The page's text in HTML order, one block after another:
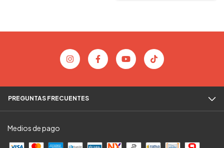
PREGUNTAS FRECUENTES
Medios de pago